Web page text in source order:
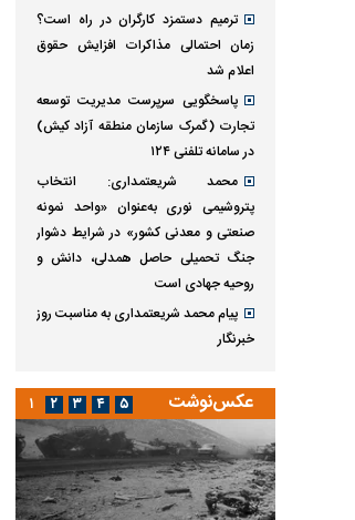
ترمیم دستمزد کارگران در راه است؟
زمان احتمالی مذاکرات افزایش حقوق
اعلام شد
پاسخگویی سرپرست مدیریت توسعه
تجارت (گمرک سازمان منطقه آزاد کیش)
در سامانه تلفنی ۱۲۴
محمد شریعتمداری: انتخاب
پتروشیمی نوری به‌عنوان «واحد نمونه
صنعتی و معدنی کشور» در شرایط دشوار
جنگ تحمیلی حاصل همدلی، دانش و
روحیه جهادی است
پیام محمد شریعتمداری به مناسبت روز
خبرنگار
عکس‌نوشت ۱ ۲ ۳ ۴ ۵